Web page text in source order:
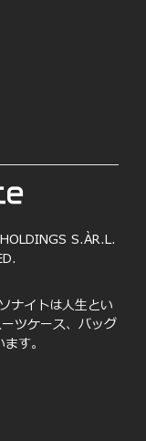
S.ÀR.L.
ナイトは人生とい
ツケース、バッグ
す。